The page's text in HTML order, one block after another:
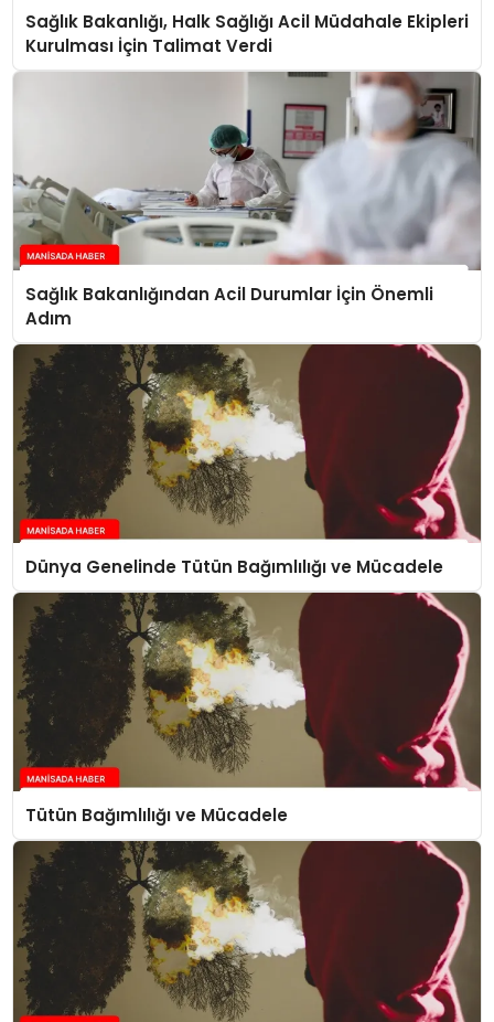
Sağlık Bakanlığı, Halk Sağlığı Acil Müdahale Ekipleri
Kurulması İçin Talimat Verdi
Sağlık Bakanlığından Acil Durumlar İçin Önemli
Adım
Dünya Genelinde Tütün Bağımlılığı ve Mücadele
Tütün Bağımlılığı ve Mücadele